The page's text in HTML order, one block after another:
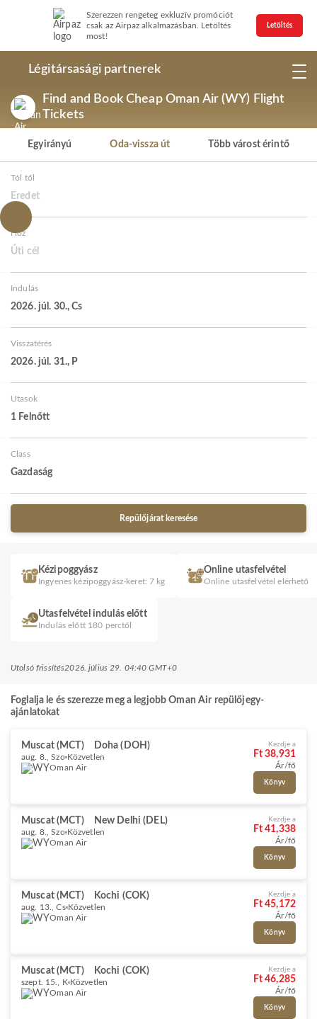
Szerezzen rengeteg exkluzív promóciót
csak az Airpaz alkalmazásban. Letöltés
most!
Letöltés
Légitársasági partnerek
Find and Book Cheap Oman Air (WY) Flight
Tickets
Egyirányú Oda-vissza út Több várost érintő
Tól től
Eredet
Hoz
Úti cél
Indulás
2026. júl. 30., Cs
Visszatérés
2026. júl. 31., P
Utasok
1 Felnőtt
Class
Gazdaság
Repülőjárat keresése
Kézipoggyász
Ingyenes kézipoggyász-keret: 7 kg
Online utasfelvétel
Online utasfelvétel elérhető
Utasfelvétel indulás előtt
Indulás előtt 180 perctől
Utolsó frissítés2026. július 29. 04:40 GMT+0
Foglalja le és szerezze meg a legjobb Oman Air repülőjegy-
ajánlatokat
Muscat (MCT) Doha (DOH)
aug. 8., Szo Közvetlen
Oman Air
Kezdje a
Ft 38,931
Ár/fő
Könyv
Muscat (MCT) New Delhi (DEL)
aug. 8., Szo Közvetlen
Oman Air
Kezdje a
Ft 41,338
Ár/fő
Könyv
Muscat (MCT) Kochi (COK)
aug. 13., Cs Közvetlen
Oman Air
Kezdje a
Ft 45,172
Ár/fő
Könyv
Muscat (MCT) Kochi (COK)
szept. 15., K Közvetlen
Oman Air
Kezdje a
Ft 46,285
Ár/fő
Könyv